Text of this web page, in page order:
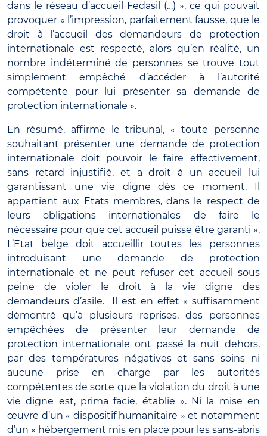
dans le réseau d’accueil Fedasil (…) », ce qui pouvait
provoquer « l’impression, parfaitement fausse, que le
droit à l’accueil des demandeurs de protection
internationale est respecté, alors qu’en réalité, un
nombre indéterminé de personnes se trouve tout
simplement empêché d’accéder à l’autorité
compétente pour lui présenter sa demande de
protection internationale ».
En résumé, affirme le tribunal, « toute personne
souhaitant présenter une demande de protection
internationale doit pouvoir le faire effectivement,
sans retard injustifié, et a droit à un accueil lui
garantissant une vie digne dès ce moment. Il
appartient aux Etats membres, dans le respect de
leurs obligations internationales de faire le
nécessaire pour que cet accueil puisse être garanti ».
L’Etat belge doit accueillir toutes les personnes
introduisant une demande de protection
internationale et ne peut refuser cet accueil sous
peine de violer le droit à la vie digne des
demandeurs d’asile. Il est en effet « suffisamment
démontré qu’à plusieurs reprises, des personnes
empêchées de présenter leur demande de
protection internationale ont passé la nuit dehors,
par des températures négatives et sans soins ni
aucune prise en charge par les autorités
compétentes de sorte que la violation du droit à une
vie digne est, prima facie, établie ». Ni la mise en
œuvre d’un « dispositif humanitaire » et notamment
d’un « hébergement mis en place pour les sans-abris